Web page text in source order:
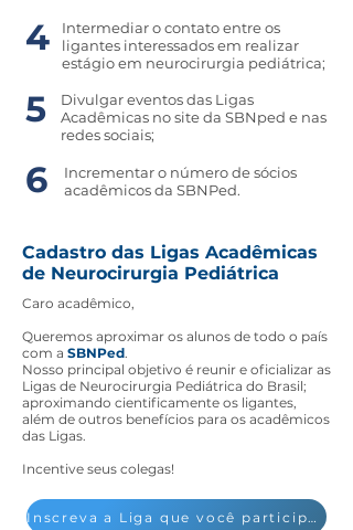
4
Intermediar o contato entre os
ligantes interessados em realizar
estágio em neurocirurgia pediátrica;
5
Divulgar eventos das Ligas
Acadêmicas no site da SBNped e nas
redes sociais;
6
Incrementar o número de sócios
acadêmicos da SBNPed.
Cadastro das Ligas Acadêmicas
de Neurocirurgia Pediátrica
Caro acadêmico,
Queremos aproximar os alunos de todo o país
com a SBNPed.
Nosso principal objetivo é reunir e oficializar as
Ligas de Neurocirurgia Pediátrica do Brasil;
aproximando cientificamente os ligantes,
além de outros benefícios para os acadêmicos
das Ligas.
Incentive seus colegas!
Inscreva a Liga que você participa aqui!